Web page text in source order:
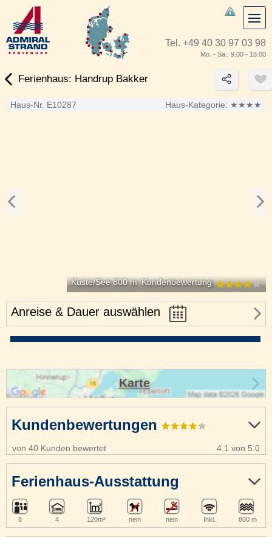
Tel. +49 40 30 97 03 98
Mo. - Sa.: 9.00 - 18.00
Ferienhaus: Handrup Bakker
Haus-Nr. E10287 Haus-Kategorie: ★★★★
Küste/See 800 m Kundenbewertung
Anreise & Dauer auswählen
Kundenbewertungen
von 40 Kunden bewertet 4.1 von 5.0
Ferienhaus-Ausstattung
8 4 120m² nein nein Inkl. 800 m
Karte